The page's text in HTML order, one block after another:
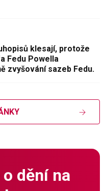
klesají, protože
Fedu Powella
zvyšování sazeb Fedu.
dění na